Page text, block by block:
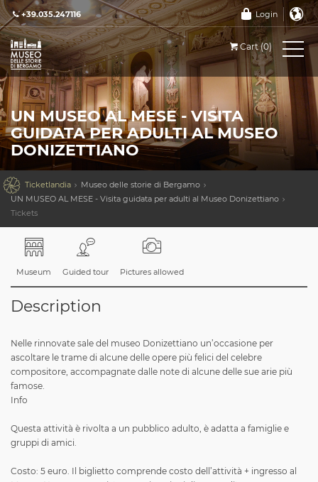
+39.035.247116 Login
Cart (0)
UN MUSEO AL MESE - VISITA
GUIDATA PER ADULTI AL MUSEO
DONIZETTIANO
 Ticketlandia
Museo delle storie di Bergamo
UN MUSEO AL MESE - Visita guidata per adulti al Museo Donizettiano
Tickets
Museum Guided tour Pictures allowed
Description
Nelle rinnovate sale del museo Donizettiano un’occasione per
ascoltare le trame di alcune delle opere più felici del celebre
compositore, accompagnate dalle note di alcune delle sue arie più
famose.
Info
Questa attività è rivolta a un pubblico adulto, è adatta a famiglie e
gruppi di amici.
Costo: 5 euro. Il biglietto comprende costo dell’attività + ingresso al